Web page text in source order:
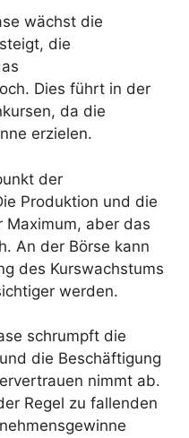
wächst die
die
Dies führt in der
da die
erzielen.
der
Produktion und die
Maximum, aber das
An der Börse kann
des Kurswachstums
werden.
schrumpft die
die Beschäftigung
nimmt ab.
Regel zu fallenden